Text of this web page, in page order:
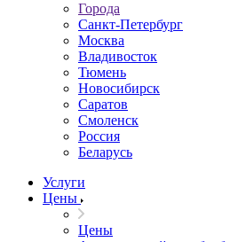
Города
Санкт-Петербург
Москва
Владивосток
Тюмень
Новосибирск
Саратов
Смоленск
Россия
Беларусь
Услуги
Цены
Цены